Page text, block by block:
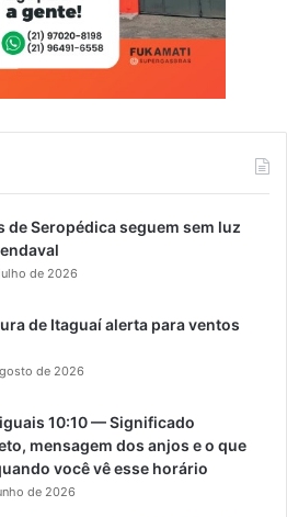
de Seropédica seguem sem luz
de 2026
de Itaguaí alerta para ventos
de 2026
10:10 — Significado
mensagem dos anjos e o que
você vê esse horário
de 2026